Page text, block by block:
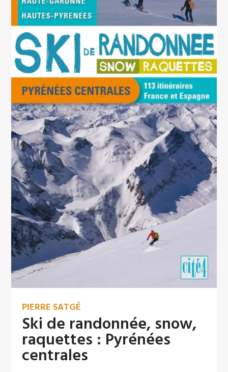
PIERRE SATGÉ
Ski de randonnée, snow,
raquettes : Pyrénées
centrales